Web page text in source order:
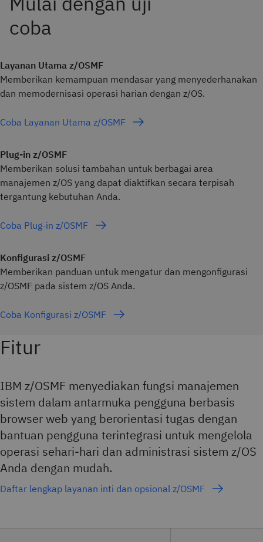
Layanan Utama z/OSMF
Memberikan kemampuan mendasar yang menyederhanakan
dan memodernisasi operasi harian dengan z/OS.
Coba Layanan Utama z/OSMF
Plug-in z/OSMF
Memberikan solusi tambahan untuk berbagai area
manajemen z/OS yang dapat diaktifkan secara terpisah
tergantung kebutuhan Anda.
Coba Plug-in z/OSMF
Konfigurasi z/OSMF
Memberikan panduan untuk mengatur dan mengonfigurasi
z/OSMF pada sistem z/OS Anda.
Coba Konfigurasi z/OSMF
Fitur
IBM z/OSMF menyediakan fungsi manajemen
sistem dalam antarmuka pengguna berbasis
browser web yang berorientasi tugas dengan
bantuan pengguna terintegrasi untuk mengelola
operasi sehari-hari dan administrasi sistem z/OS
Anda dengan mudah.
Daftar lengkap layanan inti dan opsional z/OSMF